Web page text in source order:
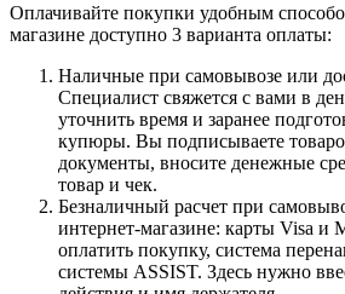
Оплачивайте покупки удобным
магазине доступно 3 варианта оплаты:
Наличные при самовывозе или
Специалист свяжется с вами в
уточнить время и заранее
купюры. Вы подписываете
документы, вносите денежные
товар и чек.
Безналичный расчет при
интернет-магазине: карты Visa и
оплатить покупку, система
системы ASSIST. Здесь нужно